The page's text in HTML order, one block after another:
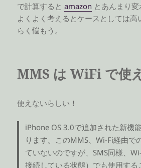
で計算するとamazon とあんまり変
よくよく考えるとケースとしては
らく悩もう。
MMS は WiFi で使
使えないらしい！
iPhone OS 3.0で追加された新機
ります。このMMS、Wi-Fi経由で
ていないのですが、SMS同様、
接続している状態）でも使用する